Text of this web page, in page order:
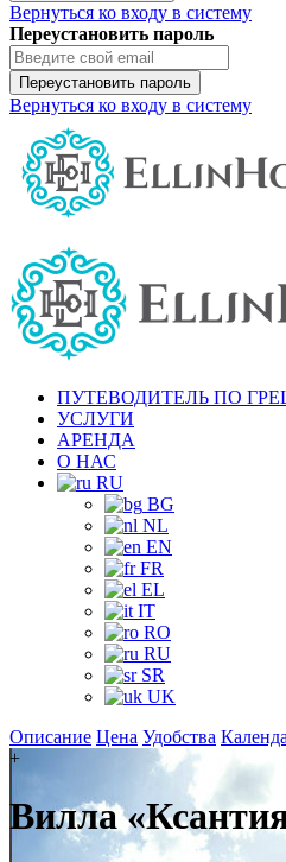
Вернуться ко входу в систему
Переустановить пароль
Переустановить пароль
Вернуться ко входу в систему
ПУТЕВОДИТЕЛЬ ПО
УСЛУГИ
АРЕНДА
О НАС
RU
BG
NL
EN
FR
EL
IT
RO
RU
SR
UK
Описание Цена Удобства
+
Вилла